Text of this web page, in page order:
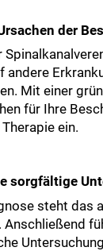
der
andere
Mit einer
für Ihre
ein.
sorgfältige
steht das
Anschließend